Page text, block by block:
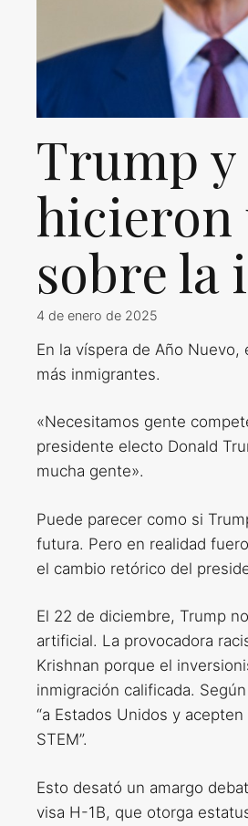
Trump
hicieron
sobre la
4 de enero de 2025
En la víspera de Año
más inmigrantes.
«Necesitamos gente
presidente electo Donald
mucha gente».
Puede parecer como si
futura. Pero en realidad
el cambio retórico del
El 22 de diciembre, Trump
artificial. La provocadora
Krishnan porque el
inmigración calificada.
“a Estados Unidos y
STEM”.
Esto desató un amargo
visa H-1B, que otorga